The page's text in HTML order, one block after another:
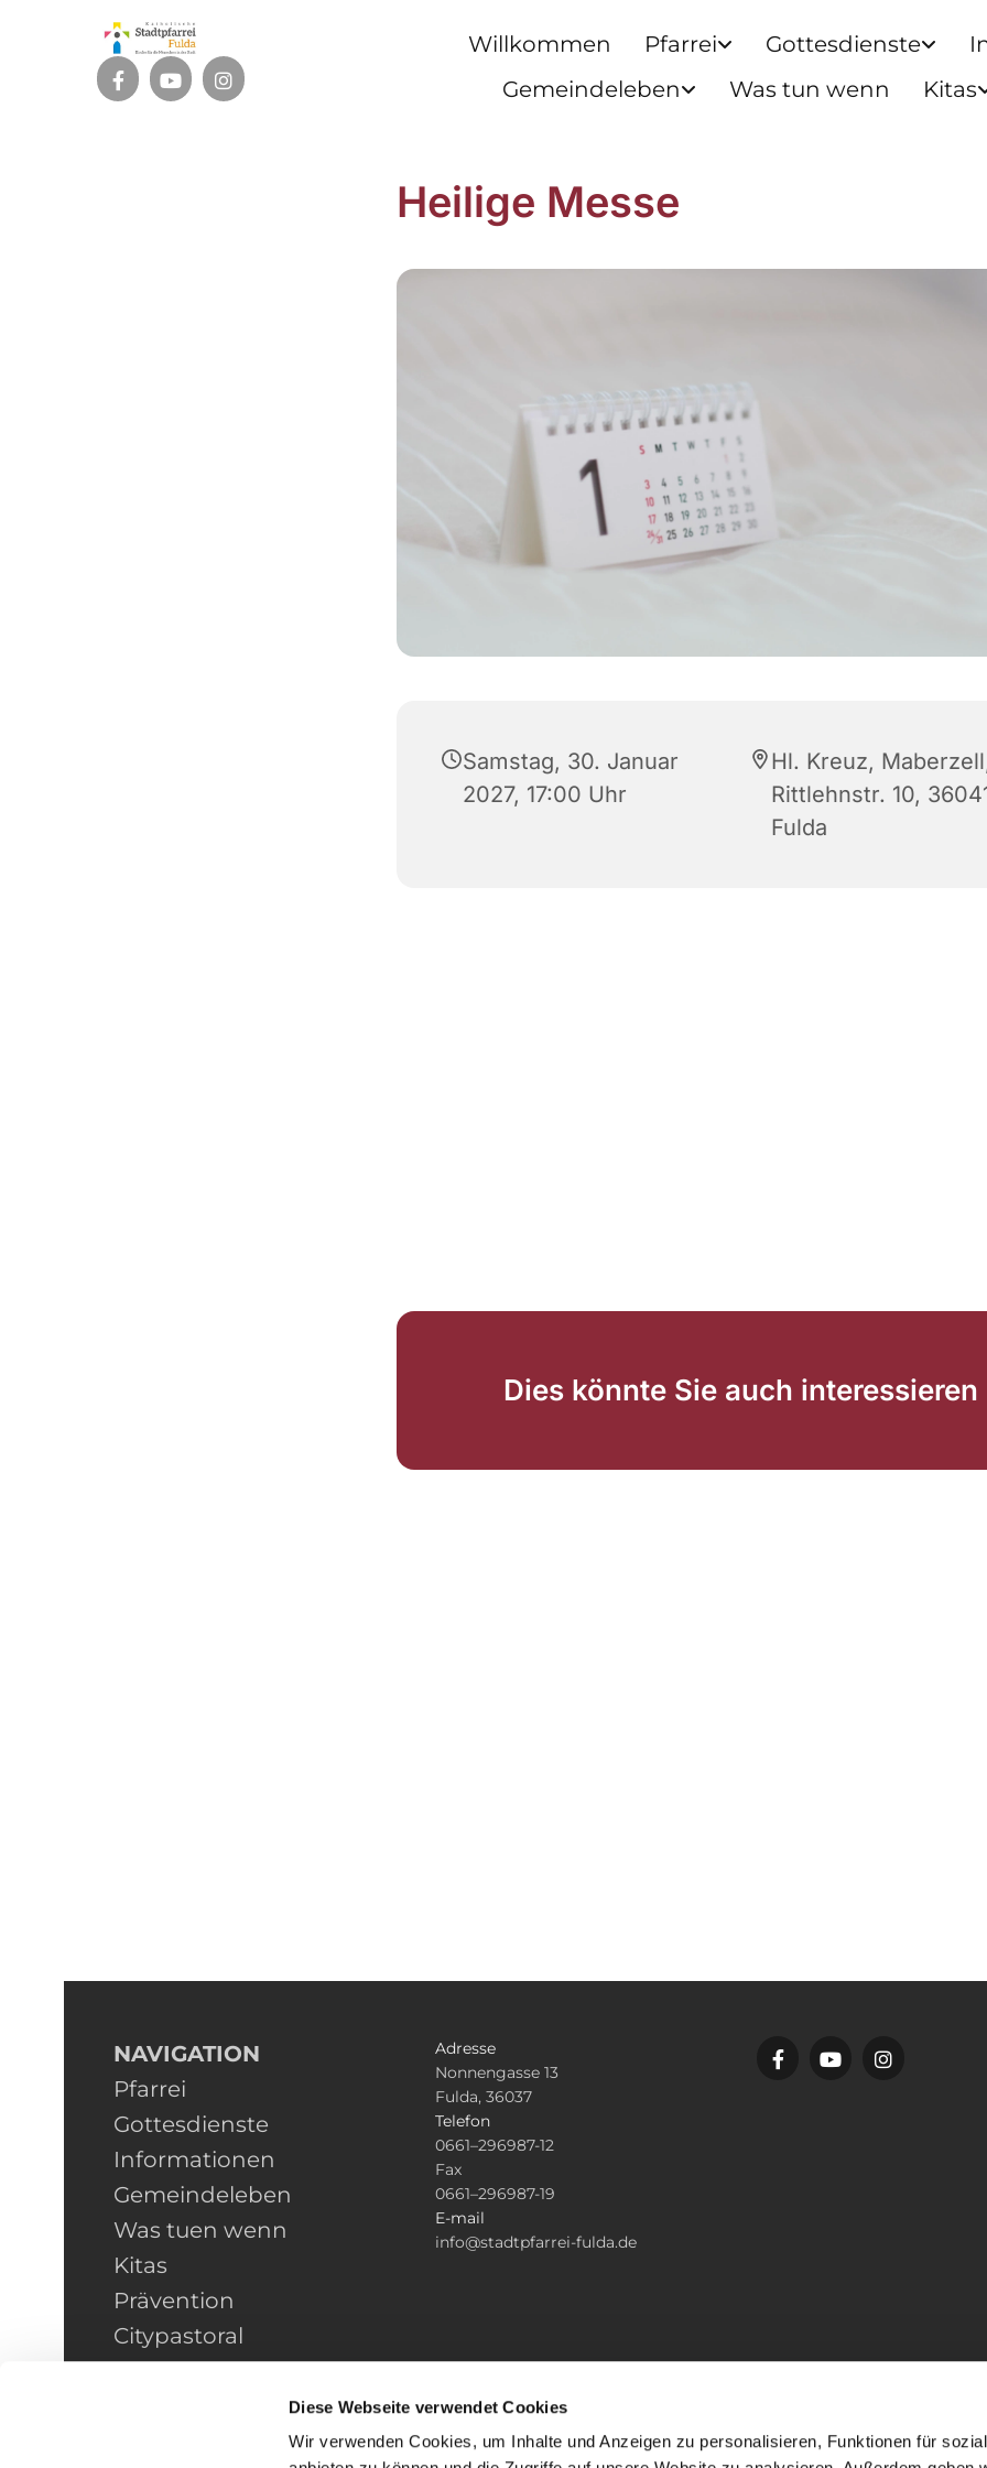
Diese Webseite verwendet Cookies
Wir verwenden Cookies, um Inhalte und Anzeigen zu personalisieren, Funktionen für
Willkommen Pfarrei Gottesdienste
Gemeindeleben
Was tun wenn Kitas
Heilige Messe
Samstag, 30. Januar
2027, 17:00 Uhr
Hl. Kreuz,
Rittlehnstr. 10,
Fulda
Dies könnte Sie auch interessieren
NAVIGATION
Pfarrei
Gottesdienste
Informationen
Gemeindeleben
Was tuen wenn
Kitas
Prävention
Citypastoral
Kontakt
HINWEISGEBERSCHUTZ
Adresse
Nonnengasse 13
Fulda, 36037
Telefon
0661–296987-12
Fax
0661–296987-19
E-mail
info@stadtpfarrei-fulda.de